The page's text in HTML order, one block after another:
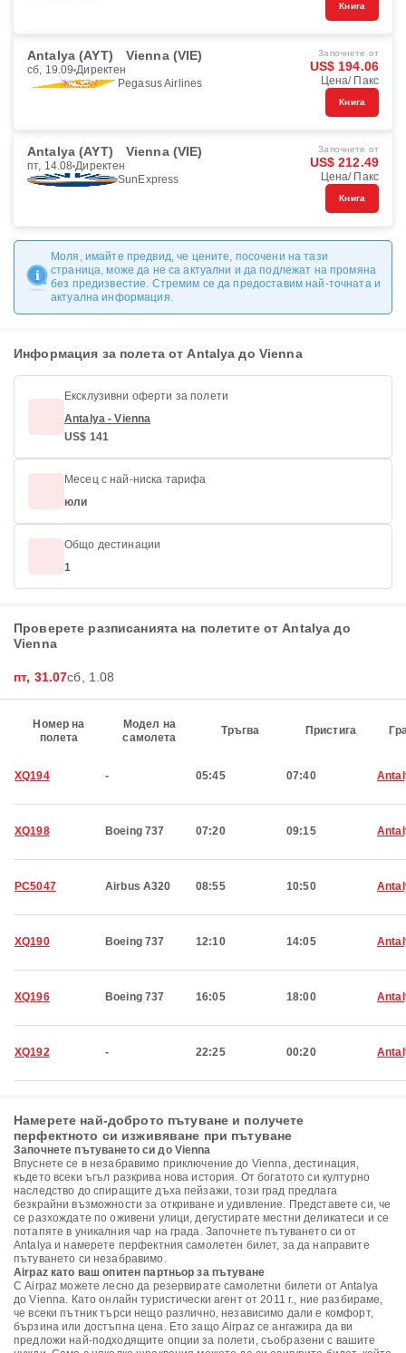
Книга
Antalya (AYT) Vienna (VIE)
сб, 19.09 Директен
Pegasus Airlines
Започнете от
US$ 194.06
Цена/ Пакс
Книга
Antalya (AYT) Vienna (VIE)
пт, 14.08 Директен
SunExpress
Започнете от
US$ 212.49
Цена/ Пакс
Книга
Моля, имайте предвид, че цените, посочени на тази
страница, може да не са актуални и да подлежат на промяна
без предизвестие. Стремим се да предоставим най-точната и
актуална информация.
Информация за полета от Antalya до Vienna
Ексклузивни оферти за полети
Antalya - Vienna
US$ 141
Месец с най-ниска тарифа
юли
Общо дестинации
1
Проверете разписанията на полетите от Antalya до
Vienna
пт, 31.07сб, 1.08
Номер на
полета
Модел на
самолета
Тръгва Пристига
XQ194 - 05:45 07:40
XQ198 Boeing 737 07:20 09:15
PC5047 Airbus A320 08:55 10:50
XQ190 Boeing 737 12:10 14:05
XQ196 Boeing 737 16:05 18:00
XQ192 - 22:25 00:20
Намерете най-доброто пътуване и получете
перфектното си изживяване при пътуване
Започнете пътуването си до Vienna
Впуснете се в незабравимо приключение до Vienna, дестинация,
където всеки ъгъл разкрива нова история. От богатото си културно
наследство до спиращите дъха пейзажи, този град предлага
безкрайни възможности за откриване и удивление. Представете си, че
се разхождате по оживени улици, дегустирате местни деликатеси и се
потапяте в уникалния чар на града. Започнете пътуването си от
Antalya и намерете перфектния самолетен билет, за да направите
пътуването си незабравимо.
Airpaz като ваш опитен партньор за пътуване
С Airpaz можете лесно да резервирате самолетни билети от Antalya
до Vienna. Като онлайн туристически агент от 2011 г., ние разбираме,
че всеки пътник търси нещо различно, независимо дали е комфорт,
бързина или достъпна цена. Ето защо Airpaz се ангажира да ви
предложи най-подходящите опции за полети, съобразени с вашите